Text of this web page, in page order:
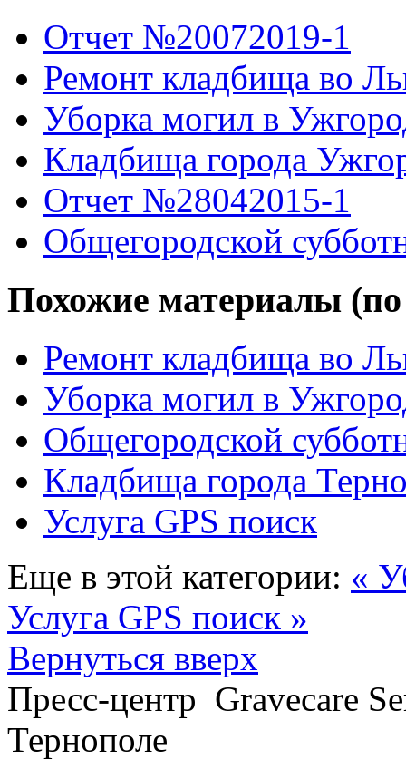
Отчет №20072019-1
Ремонт кладбища во
Уборка могил в
Кладбища города
Отчет №28042015-1
Общегородской
Похожие материалы (по
Ремонт кладбища во
Уборка могил в
Общегородской
Кладбища города
Услуга GPS поиск
Еще в этой категории: «
Услуга GPS поиск »
Вернуться вверх
Пресс-центр Gravecare
Тернополе